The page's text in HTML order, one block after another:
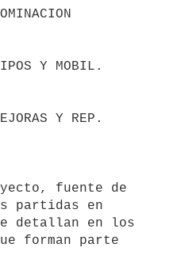
Y MOBIL.
Y REP.
fuente de
partidas en
detallan en los
forman parte